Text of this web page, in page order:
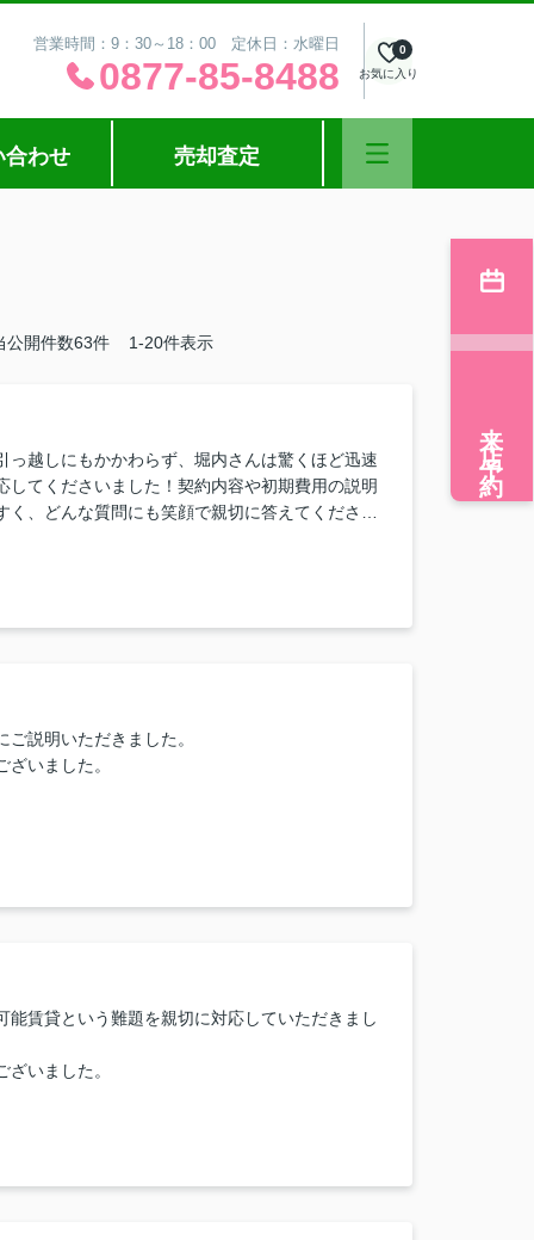
営業時間：9：30～18：00 定休日：水曜日
0877-85-8488 お気に入り
0
合わせ 売却査定
公開件数63件 1-20件表示
っ越しにもかかわらず、堀内さんは驚くほど迅速
してくださいました！契約内容や初期費用の説明
く、どんな質問にも笑顔で親切に答えてくださ
ご説明いただきました。
ざいました。
能賃貸という難題を親切に対応していただきまし
ざいました。
来店予約